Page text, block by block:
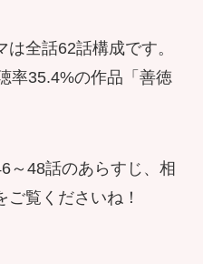
全話62話構成です。
率35.4%の作品「善徳
～48話のあらすじ、相
覧くださいね！